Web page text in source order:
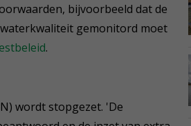
bijvoorbeeld dat de
gemonitord moet
.
wordt stopgezet. 'De